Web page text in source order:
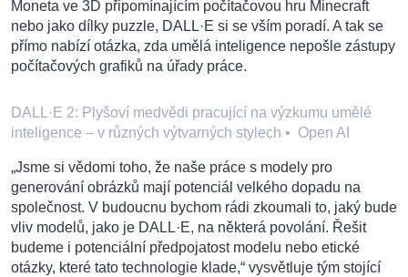
Moneta ve 3D připomínajícím počítačovou hru Minecraft
nebo jako dílky puzzle, DALL·E si se vším poradí. A tak se
přímo nabízí otázka, zda umělá inteligence nepošle zástupy
počítačových grafiků na úřady práce.
DALL·E 2: Plyšoví medvědi pracující na výzkumu umělé
inteligence – v různých výtvarných stylech • Open AI
„Jsme si vědomi toho, že naše práce s modely pro
generování obrázků mají potenciál velkého dopadu na
společnost. V budoucnu bychom rádi zkoumali to, jaký bude
vliv modelů, jako je DALL·E, na některá povolání. Řešit
budeme i potenciální předpojatost modelu nebo etické
otázky, které tato technologie klade,“ vysvětluje tým stojící